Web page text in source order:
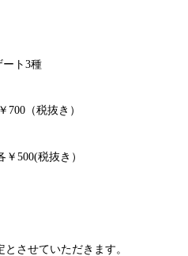
ート3種
（税抜き）
500(税抜き）
させていただきます。